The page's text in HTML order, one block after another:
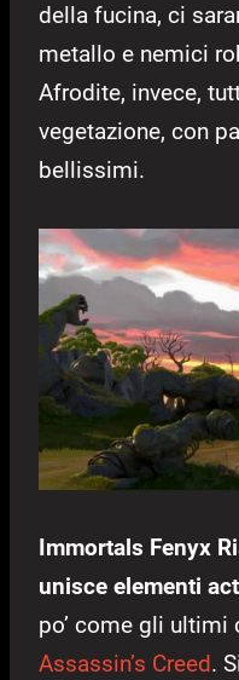
della fucina, ci
metallo e nemici
Afrodite, invece,
vegetazione, con
bellissimi.
Immortals Fenyx
unisce elementi
po’ come gli
Assassin’s Creed.